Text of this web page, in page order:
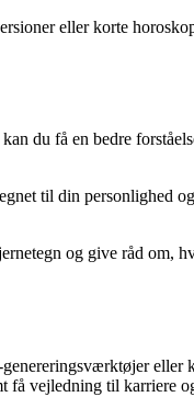
eller korte
du få en bedre
til din personlighed
og give råd om,
eller
få vejledning til karriere